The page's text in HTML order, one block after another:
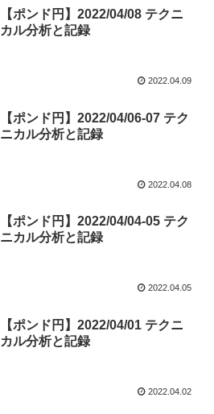
【ポンド円】2022/04/08 テクニ
カル分析と記録
2022.04.09
【ポンド円】2022/04/06-07 テク
ニカル分析と記録
2022.04.08
【ポンド円】2022/04/04-05 テク
ニカル分析と記録
2022.04.05
【ポンド円】2022/04/01 テクニ
カル分析と記録
2022.04.02